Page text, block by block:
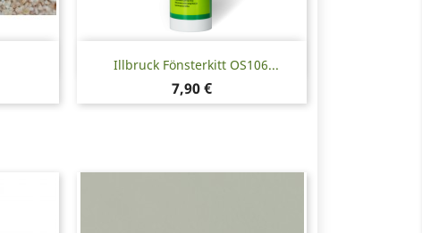
Illbruck Fönsterkitt OS106...
Pris
7,90 €
Snabbvy